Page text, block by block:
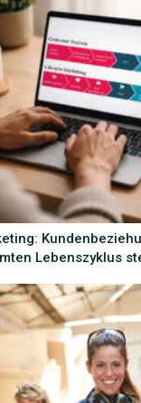
Lebenszyklus